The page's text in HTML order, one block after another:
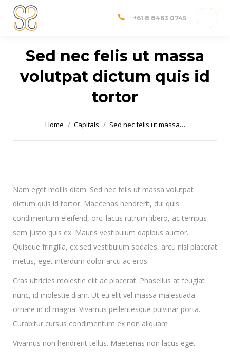
+61 8 8463 0745
Dr Shannon Sim
Adelaide Orthopedic Surgeon
Sed nec felis ut massa
volutpat dictum quis id
tortor
Home Capitals Sed nec felis ut massa…
Nam eget mollis diam. Sed nec felis ut massa volutpat
dictum quis id tortor. Maecenas hendrerit, dui quis
condimentum eleifend, orci lacus rutrum libero, ac tempus
sem justo quis ex. Mauris vestibulum dapibus auctor.
Quisque fringilla, ex sed vestibulum sodales, arcu nisi placerat
metus, eget interdum dolor arcu ac eros.
Cras ultricies molestie elit ac placerat. Phasellus at feugiat
nunc, id molestie diam. Ut eu elit vel massa malesuada
ornare in id magna. Vivamus pellentesque pulvinar porta.
Curabitur cursus condimentum ex non aliquam
Vivamus non hendrerit tellus. Maecenas non lacus eget